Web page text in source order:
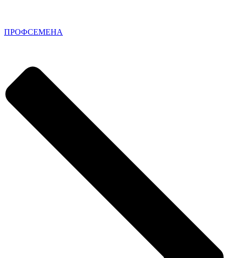
ПРОФСЕМЕНА